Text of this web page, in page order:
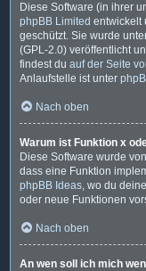
Diese Software (in ihrer
phpBB Limited entwickelt
geschützt. Sie wurde
(GPL-2.0) veröffentlicht
findest du auf der Seite
Anlaufstelle ist unter
Nach oben
Warum ist Funktion x
Diese Software wurde
dass eine Funktion
phpBB Ideas, wo du
oder neue Funktionen
Nach oben
An wen soll ich mich